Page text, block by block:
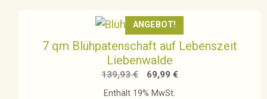
ANGEBOT!
7 qm Blühpatenschaft auf Lebenszeit
Liebenwalde
139,93€
Ursprünglicher
Preis
69,99 €Aktueller
Enthält 19% MwSt.